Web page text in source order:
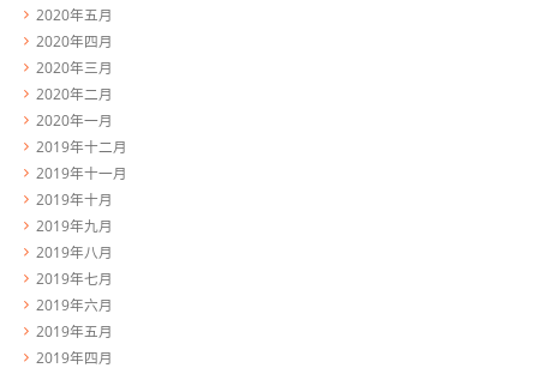
2020年五月
2020年四月
2020年三月
2020年二月
2020年一月
2019年十二月
2019年十一月
2019年十月
2019年九月
2019年八月
2019年七月
2019年六月
2019年五月
2019年四月